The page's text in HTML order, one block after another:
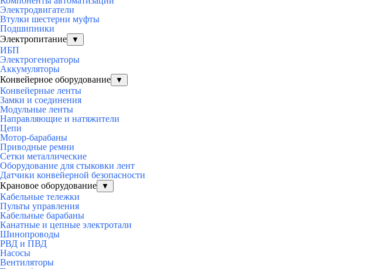
Электродвигатели
Втулки шестерни муфты
Подшипники
Электропитание
▼
ИБП
Электрогенераторы
Аккумуляторы
Конвейерное оборудование
▼
Конвейерные ленты
Замки и соединения
Модульные ленты
Направляющие и натяжители
Цепи
Мотор-барабаны
Приводные ремни
Сетки металлические
Оборудование для стыковки лент
Датчики конвейерной безопасности
Крановое оборудование
▼
Кабельные тележки
Пульты управления
Кабельные барабаны
Канатные и цепные электротали
Шинопроводы
РВД и ПВД
Насосы
Вентиляторы